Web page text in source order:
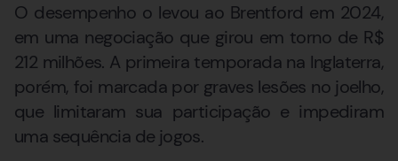
O desempenho o levou ao Brentford em 2024,
em uma negociação que girou em torno de R$
212 milhões. A primeira temporada na Inglaterra,
porém, foi marcada por graves lesões no joelho,
que limitaram sua participação e impediram
uma sequência de jogos.